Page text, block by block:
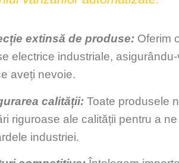
extinsă de produse: Oferim
electrice industriale,
aveți nevoie.
calității: Toate produsele
riguroase ale calității pentru a
industriei.